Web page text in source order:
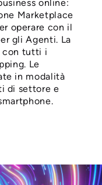
online:
Marketplace
operare con il
gli Agenti. La
con tutti i
Le
in modalità
di settore e